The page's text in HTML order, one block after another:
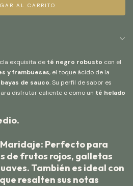
exquisita de té negro robusto con el
y frambuesas, el toque ácido de la
bayas de sauco. Su perfil de sabor es
disfrutar caliente o como un té helado
Perfecto para
de frutos rojos, galletas
. También es ideal con
que resalten sus notas